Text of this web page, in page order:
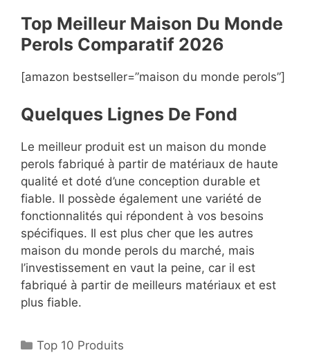
Top Meilleur Maison Du Monde
Perols Comparatif 2026
[amazon bestseller=”maison du monde perols”]
Quelques Lignes De Fond
Le meilleur produit est un maison du monde
perols fabriqué à partir de matériaux de haute
qualité et doté d’une conception durable et
fiable. Il possède également une variété de
fonctionnalités qui répondent à vos besoins
spécifiques. Il est plus cher que les autres
maison du monde perols du marché, mais
l’investissement en vaut la peine, car il est
fabriqué à partir de meilleurs matériaux et est
plus fiable.
Top 10 Produits